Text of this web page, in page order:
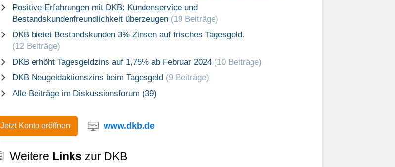
Positive Erfahrungen mit DKB: Kundenservice und
Bestandskundenfreundlichkeit überzeugen (19 Beiträge)
DKB bietet Bestandskunden 3% Zinsen auf frisches Tagesgeld.
(12 Beiträge)
DKB erhöht Tagesgeldzins auf 1,75% ab Februar 2024 (10 Beiträge)
DKB Neugeldaktionszins beim Tagesgeld (9 Beiträge)
Alle Beiträge im Diskussionsforum (39)
Jetzt Konto eröffnen www.dkb.de
Weitere Links zur DKB